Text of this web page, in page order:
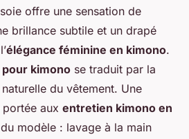
offre une sensation de
brillance subtile et un drapé
élégance féminine en kimono.
kimono se traduit par la
du vêtement. Une
aux entretien kimono en
modèle : lavage à la main